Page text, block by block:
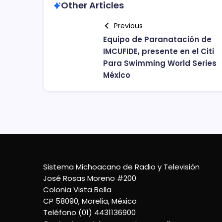
Other Articles
Previous
Equipo de Paranatación de
IMCUFIDE, presente en el Citi
Para Swimming World Series
México
Sistema Michoacano de Radio y Televisión
José Rosas Moreno #200
Colonia Vista Bella
CP 58090, Morelia, México
Teléfono (01) 4431136900